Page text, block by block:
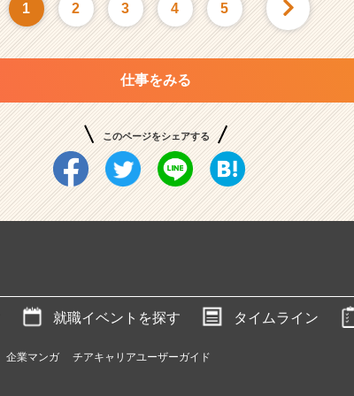
1 2 3 4 5
仕事をみる
このページをシェアする
就職イベントを探す タイムライン
企業マンガ チアキャリアユーザーガイド